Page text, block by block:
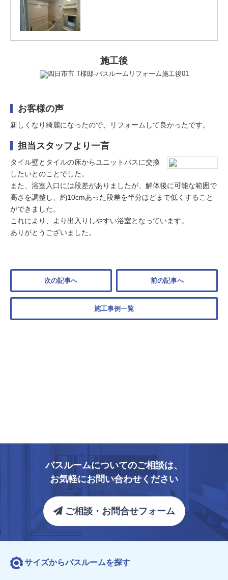
施工後
お客様の声
新しくなり綺麗になったので、リフォームして良かったです。
担当スタッフより一言
タイル壁とタイルの床からユニットバスに交換
したいとのことでした。
また、浴室入口には段差がありましたが、解体後に可能な範囲で
高さを調整し、約10cmあった段差を半分ほどまで低くすること
ができました。
これにより、より出入りしやすい浴室となっています。
ありがとうございました。
次の記事へ 前の記事へ
施工事例一覧
バスルームについてのご相談は、
お気軽にお問い合わせください
ご相談・お問合せフォーム
サイズからバスルームを探す